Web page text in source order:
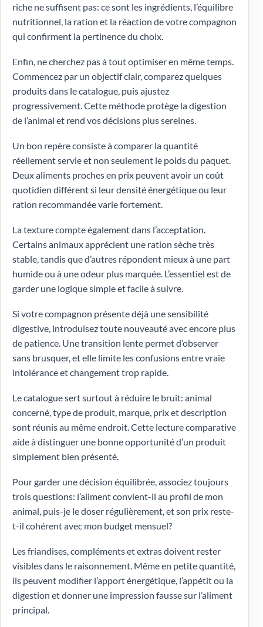
riche ne suffisent pas: ce sont les ingrédients, l’équilibre
nutritionnel, la ration et la réaction de votre compagnon
qui confirment la pertinence du choix.
Enfin, ne cherchez pas à tout optimiser en même temps.
Commencez par un objectif clair, comparez quelques
produits dans le catalogue, puis ajustez
progressivement. Cette méthode protège la digestion
de l’animal et rend vos décisions plus sereines.
Un bon repère consiste à comparer la quantité
réellement servie et non seulement le poids du paquet.
Deux aliments proches en prix peuvent avoir un coût
quotidien différent si leur densité énergétique ou leur
ration recommandée varie fortement.
La texture compte également dans l’acceptation.
Certains animaux apprécient une ration sèche très
stable, tandis que d’autres répondent mieux à une part
humide ou à une odeur plus marquée. L’essentiel est de
garder une logique simple et facile à suivre.
Si votre compagnon présente déjà une sensibilité
digestive, introduisez toute nouveauté avec encore plus
de patience. Une transition lente permet d’observer
sans brusquer, et elle limite les confusions entre vraie
intolérance et changement trop rapide.
Le catalogue sert surtout à réduire le bruit: animal
concerné, type de produit, marque, prix et description
sont réunis au même endroit. Cette lecture comparative
aide à distinguer une bonne opportunité d’un produit
simplement bien présenté.
Pour garder une décision équilibrée, associez toujours
trois questions: l’aliment convient-il au profil de mon
animal, puis-je le doser régulièrement, et son prix reste-
t-il cohérent avec mon budget mensuel?
Les friandises, compléments et extras doivent rester
visibles dans le raisonnement. Même en petite quantité,
ils peuvent modifier l’apport énergétique, l’appétit ou la
digestion et donner une impression fausse sur l’aliment
principal.